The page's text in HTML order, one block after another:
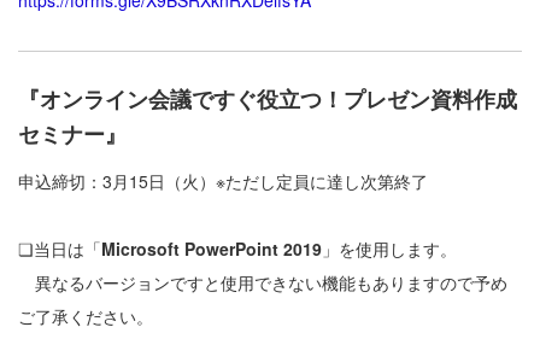
『オンライン会議ですぐ役立つ！プレゼン資料作成
セミナー』
申込締切：3月15日（火）※ただし定員に達し次第終了
❏当日は「Microsoft PowerPoint 2019 」を使用します。
異なるバージョンですと使用できない機能もありますので予め
ご了承ください。